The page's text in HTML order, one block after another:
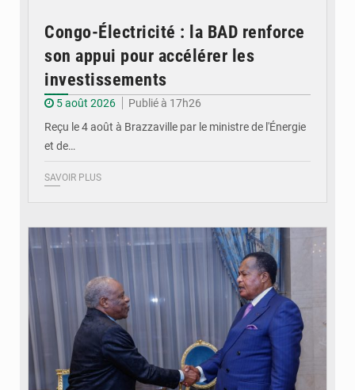
Congo-Électricité : la BAD renforce
son appui pour accélérer les
investissements
5 août 2026
Publié à 17h26
Reçu le 4 août à Brazzaville par le ministre de l'Énergie
et de…
SAVOIR PLUS